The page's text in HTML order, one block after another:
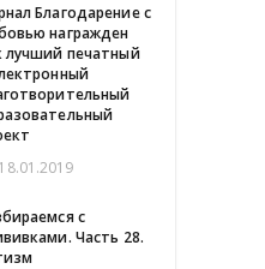
Благодарение с
награжден
лучший печатный
18.01.2019
с
Часть 28.